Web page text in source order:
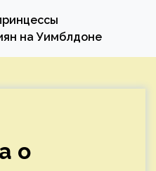
на Уимблдоне
о